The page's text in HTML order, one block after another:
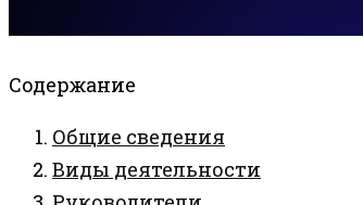
Содержание
Общие сведения
Виды деятельности